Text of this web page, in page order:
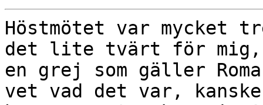
Höstmötet var mycket
det lite tvärt för mig,
en grej som gäller
vet vad det var,